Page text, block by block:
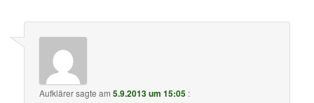
Aufklärersagte am5.9.2013 um 15:05 :